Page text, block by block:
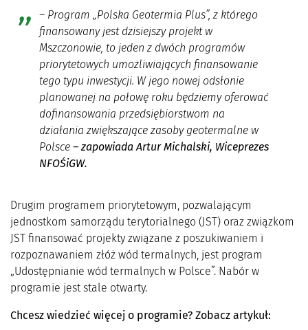
– Program „Polska Geotermia Plus”, z którego
finansowany jest dzisiejszy projekt w
Mszczonowie, to jeden z dwóch programów
priorytetowych umożliwiających finansowanie
tego typu inwestycji. W jego nowej odsłonie
planowanej na połowę roku będziemy oferować
dofinansowania przedsiębiorstwom na
działania zwiększające zasoby geotermalne w
Polsce – zapowiada Artur Michalski, Wiceprezes
NFOŚiGW.
Drugim programem priorytetowym, pozwalającym
jednostkom samorządu terytorialnego (JST) oraz związkom
JST finansować projekty związane z poszukiwaniem i
rozpoznawaniem złóż wód termalnych, jest program
„Udostępnianie wód termalnych w Polsce”. Nabór w
programie jest stale otwarty.
Chcesz wiedzieć więcej o programie? Zobacz artykuł: